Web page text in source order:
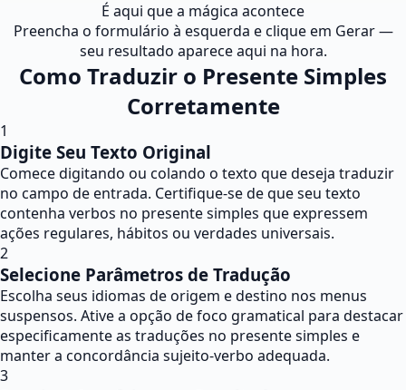
É aqui que a mágica acontece
Preencha o formulário à esquerda e clique em Gerar —
seu resultado aparece aqui na hora.
Como Traduzir o Presente Simples
Corretamente
1
Digite Seu Texto Original
Comece digitando ou colando o texto que deseja traduzir
no campo de entrada. Certifique-se de que seu texto
contenha verbos no presente simples que expressem
ações regulares, hábitos ou verdades universais.
2
Selecione Parâmetros de Tradução
Escolha seus idiomas de origem e destino nos menus
suspensos. Ative a opção de foco gramatical para destacar
especificamente as traduções no presente simples e
manter a concordância sujeito-verbo adequada.
3